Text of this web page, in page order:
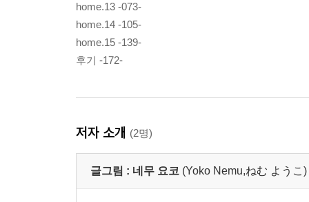
home.13 -073-
home.14 -105-
home.15 -139-
후기 -172-
저자 소개 (2명)
글그림 : 네무 요코 (Yoko Nemu,ねむ ようこ)